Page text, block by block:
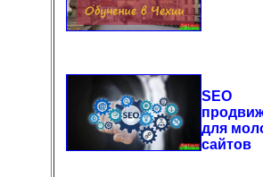
SEO
для
сайтов